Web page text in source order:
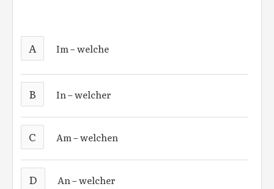
A Im – welche
B In – welcher
C Am – welchen
D An – welcher